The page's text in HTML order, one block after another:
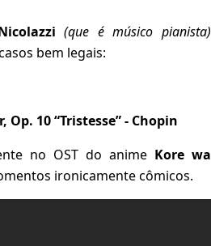
(que é músico pianista)
bem legais:
Op. 10 “Tristesse” - Chopin
no OST do anime Kore wa
ironicamente cômicos.